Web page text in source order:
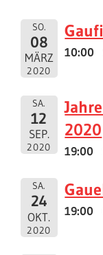
SO.
08
MÄRZ
2020
10:00
SA.
12
SEP.
2020
2020
19:00
SA.
24
OKT.
2020
19:00